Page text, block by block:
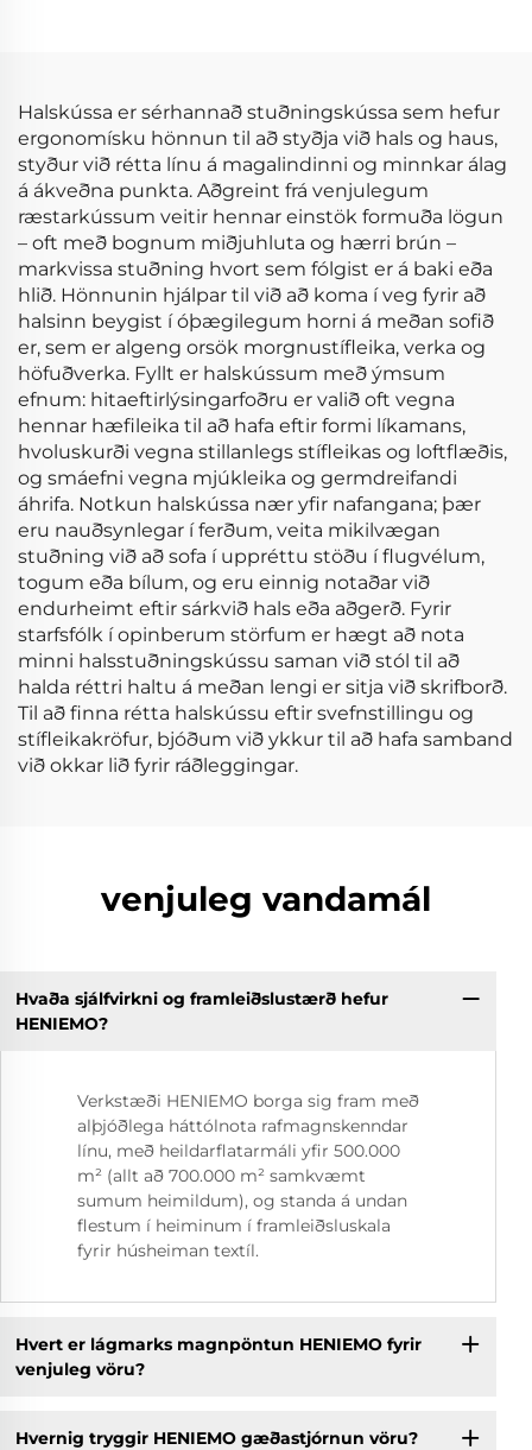
Halskússa er sérhannað stuðningskússa sem hefur
ergonomísku hönnun til að styðja við hals og haus,
styður við rétta línu á magalindinni og minnkar álag
á ákveðna punkta. Aðgreint frá venjulegum
ræstarkússum veitir hennar einstök formuða lögun
– oft með bognum miðjuhluta og hærri brún –
markvissa stuðning hvort sem fólgist er á baki eða
hlið. Hönnunin hjálpar til við að koma í veg fyrir að
halsinn beygist í óþægilegum horni á meðan sofið
er, sem er algeng orsök morgnustífleika, verka og
höfuðverka. Fyllt er halskússum með ýmsum
efnum: hitaeftirlýsingarfoðru er valið oft vegna
hennar hæfileika til að hafa eftir formi líkamans,
hvoluskurði vegna stillanlegs stífleikas og loftflæðis,
og smáefni vegna mjúkleika og germdreifandi
áhrifa. Notkun halskússa nær yfir nafangana; þær
eru nauðsynlegar í ferðum, veita mikilvægan
stuðning við að sofa í uppréttu stöðu í flugvélum,
togum eða bílum, og eru einnig notaðar við
endurheimt eftir sárkvið hals eða aðgerð. Fyrir
starfsfólk í opinberum störfum er hægt að nota
minni halsstuðningskússu saman við stól til að
halda réttri haltu á meðan lengi er sitja við skrifborð.
Til að finna rétta halskússu eftir svefnstillingu og
stífleikakröfur, bjóðum við ykkur til að hafa samband
við okkar lið fyrir ráðleggingar.
venjuleg vandamál
Hvaða sjálfvirkni og framleiðslustærð hefur
HENIEMO?
Verkstæði HENIEMO borga sig fram með
alþjóðlega háttólnota rafmagnskenndar
línu, með heildarflatarmáli yfir 500.000
m² (allt að 700.000 m² samkvæmt
sumum heimildum), og standa á undan
flestum í heiminum í framleiðsluskala
fyrir húsheiman textíl.
Hvert er lágmarks magnpöntun HENIEMO fyrir
venjuleg vöru?
Hvernig tryggir HENIEMO gæðastjórnun vöru?